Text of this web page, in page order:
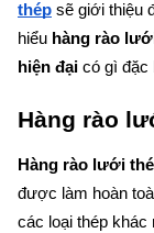
thép sẽ giới thiệu
hiểu hàng rào
hiện đại có gì đặc
Hàng rào
Hàng rào lưới
được làm hoàn
các loại thép khác